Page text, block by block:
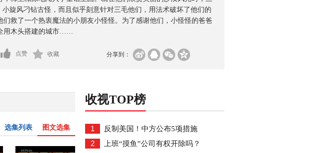
旋风刁钻古怪，而且似乎刻意针对三毛他们，用法术破坏了他们的
救了一个热衷魔法的小朋友小怪怪。为了感谢他们，小怪怪的爸爸
用木头搭建的城市……
分享到：
点赞 收藏
图文选集
选集列表
收视TOP榜
1 反制美国！中方公布5项措施
2 上班“摸鱼”公司有权开除吗？